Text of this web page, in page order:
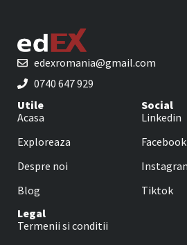
edexromania@gmail.com
0740 647 929
Utile
Acasa
Exploreaza
Despre noi
Blog
Social
Linkedin
Facebook
Tiktok
Legal
Termenii si conditii